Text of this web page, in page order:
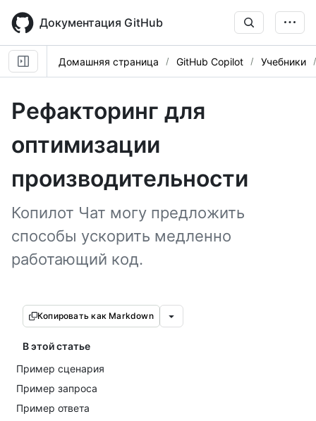
main
content
Документация GitHub
Домашняя страница GitHub Copilot Учебники
Рефакторинг для
оптимизации
производительности
Копилот Чат могу предложить
способы ускорить медленно
работающий код.
Копировать как Markdown
В этой статье
Пример сценария
Пример запроса
Пример ответа